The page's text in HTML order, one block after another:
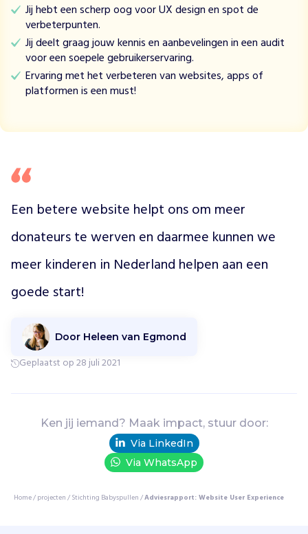
n
o
m
d
e
e
f
e
e
v
n
r
o
e
o
n
Jij hebt een scherp oog voor UX design en spot de
verbeterpunten.
Jij deelt graag jouw kennis en aanbevelingen in een audit
voor een soepele gebruikerservaring.
Ervaring met het verbeteren van websites, apps of
platformen is een must!
Een betere website helpt ons om meer
donateurs te werven en daarmee kunnen we
meer kinderen in Nederland helpen aan een
goede start!
Door Heleen van Egmond
Geplaatst op 28 juli 2021
Ken jij iemand? Maak impact, stuur door:
Via LinkedIn
Via WhatsApp
Home/projecten/Stichting Babyspullen/Adviesrapport: Website User Experience